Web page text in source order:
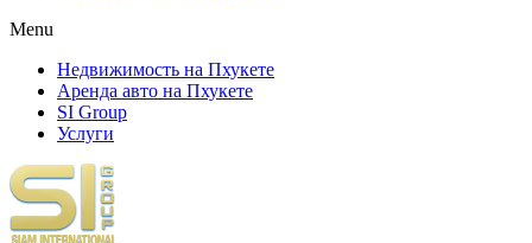
Menu
Недвижимость на Пхукете
Аренда авто на Пхукете
SI Group
Услуги